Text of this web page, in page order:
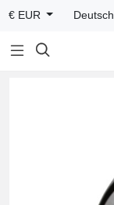
€ EUR Deutsch
